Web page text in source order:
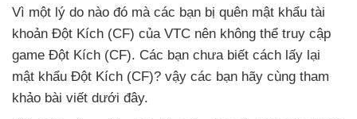
Vì một lý do nào đó mà các bạn bị quên mật khẩu tài
khoản Đột Kích (CF) của VTC nên không thể truy cập
game Đột Kích (CF). Các bạn chưa biết cách lấy lại
mật khẩu Đột Kích (CF)? vậy các bạn hãy cùng tham
khảo bài viết dưới đây.